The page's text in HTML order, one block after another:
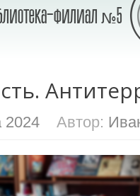
2024 Автор: